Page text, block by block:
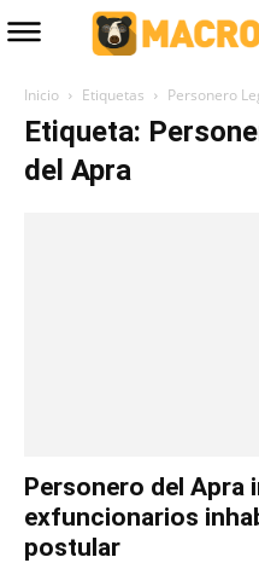
Inicio Etiquetas Personero
Etiqueta:
del Apra
Personero del Apra
exfuncionarios
postular